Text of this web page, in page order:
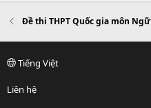
Đề thi THPT Quốc gia môn
Tiếng Việt
Liên hệ